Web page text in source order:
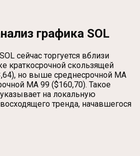
графика SOL
сейчас торгуется вблизи
краткосрочной скользящей
но выше среднесрочной MA
MA 99 ($160,70). Такое
на локальную
тренда, начавшегося